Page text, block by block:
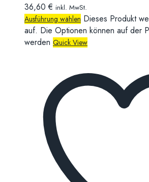
36,60€ inkl. MwSt.
Ausführung wählen Dieses Produkt
auf. Die Optionen können auf der
werden Quick View